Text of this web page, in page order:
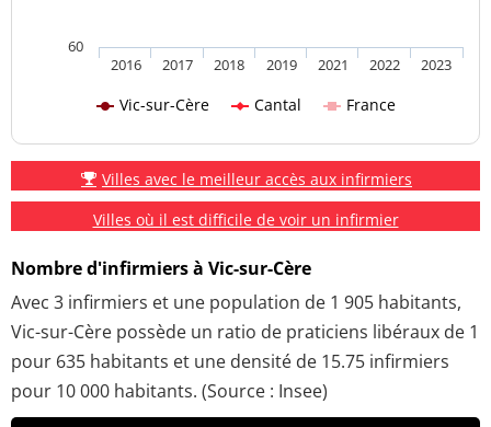
Vic-sur-Cère Cantal France
2016 2017 2018 2019 2021 2022 2023
60
Villes avec le meilleur accès aux infirmiers
Villes où il est difficile de voir un infirmier
Nombre d'infirmiers à Vic-sur-Cère
Avec 3 infirmiers et une population de 1 905 habitants,
Vic-sur-Cère possède un ratio de praticiens libéraux de 1
pour 635 habitants et une densité de 15.75 infirmiers
pour 10 000 habitants. (Source : Insee)